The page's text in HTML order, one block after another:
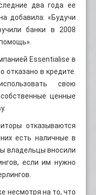
два года ее
добавила: «Будучи
банки в 2008
Essentialise в
в кредите.
свою
ценные
отказываются
есть наличные в
владельцы вносили
если им нужно
несмотря на то, что